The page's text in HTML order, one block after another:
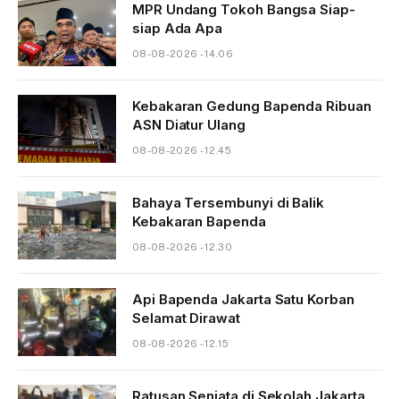
MPR Undang Tokoh Bangsa Siap-
siap Ada Apa
08-08-2026 - 14.06
Kebakaran Gedung Bapenda Ribuan
ASN Diatur Ulang
08-08-2026 - 12.45
Bahaya Tersembunyi di Balik
Kebakaran Bapenda
08-08-2026 - 12.30
Api Bapenda Jakarta Satu Korban
Selamat Dirawat
08-08-2026 - 12.15